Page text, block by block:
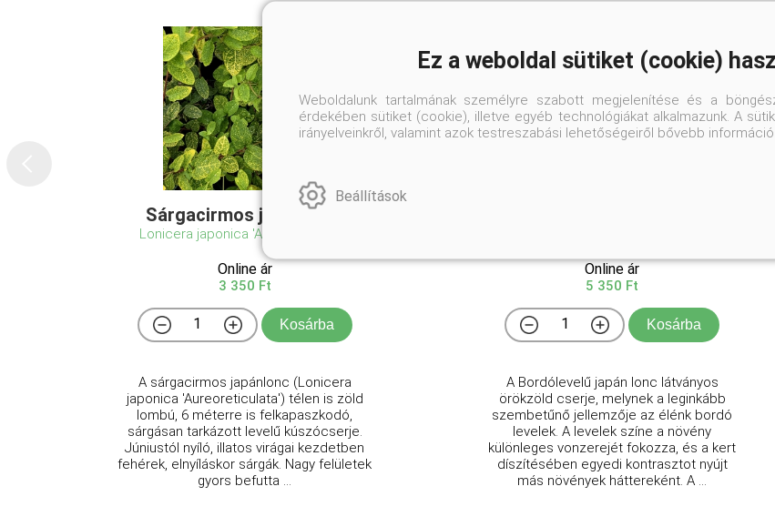
Sárgacirmos japán lonc
Lonicera japonica 'Aureoreticulata'
Online ár
3 350 Ft
Kosárba
A sárgacirmos japánlonc (Lonicera
japonica 'Aureoreticulata') télen is zöld
lombú, 6 méterre is felkapaszkodó,
sárgásan tarkázott levelű kúszócserje.
Júniustól nyíló, illatos virágai kezdetben
fehérek, elnyíláskor sárgák. Nagy felületek
gyors befutta ...
Online ár
5 350 Ft
Kosárba
A Bordólevelű japán lonc látványos
örökzöld cserje, melynek a leginkább
szembetűnő jellemzője az élénk bordó
levelek. A levelek színe a növény
különleges vonzerejét fokozza, és a kert
díszítésében egyedi kontrasztot nyújt
más növények háttereként. A ...
Ez a weboldal sütiket (cookie)
Weboldalunk tartalmának személyre szabott megjelenítése és a
érdekében sütiket (cookie), illetve egyéb technológiákat alkalmazunk. A
irányelveinkről, valamint azok testreszabási lehetőségeiről bővebb információ
Beállítások